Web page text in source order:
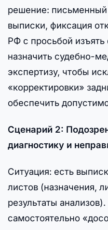
решение: письменный
выписки, фиксация
РФ с просьбой изъять
назначить судебно-
экспертизу, чтобы
«корректировки»
обеспечить
Сценарий 2:
диагностику и
Ситуация: есть
листов (назначения,
результаты
самостоятельно